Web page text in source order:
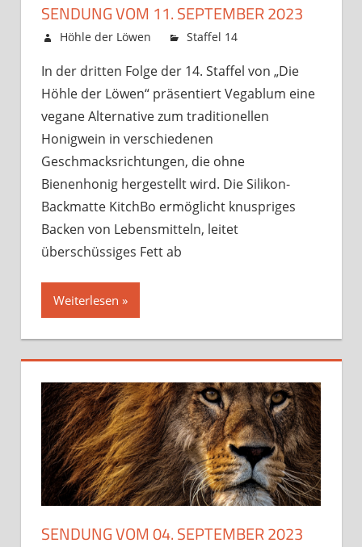
SENDUNG VOM 11. SEPTEMBER 2023
8. September 2023
Höhle der Löwen Staffel 14
vom
In der dritten Folge der 14. Staffel von „Die
Höhle der Löwen“ präsentiert Vegablum eine
vegane Alternative zum traditionellen
Honigwein in verschiedenen
Geschmacksrichtungen, die ohne
Bienenhonig hergestellt wird. Die Silikon-
Backmatte KitchBo ermöglicht knuspriges
Backen von Lebensmitteln, leitet
überschüssiges Fett ab
Weiterlesen »
SENDUNG VOM 04. SEPTEMBER 2023